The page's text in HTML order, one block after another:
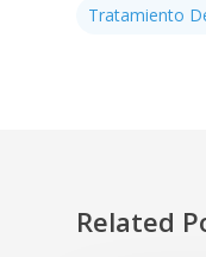
Tratamiento
Related